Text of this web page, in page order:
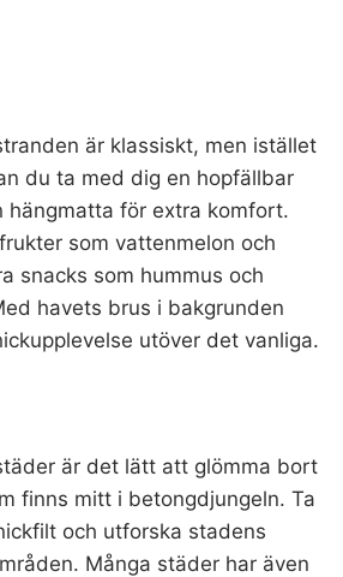
är klassiskt, men istället
du ta med dig en hopfällbar
hängmatta för extra komfort.
som vattenmelon och
snacks som hummus och
havets brus i bakgrunden
utöver det vanliga.
är det lätt att glömma bort
finns mitt i betongdjungeln. Ta
och utforska stadens
Många städer har även